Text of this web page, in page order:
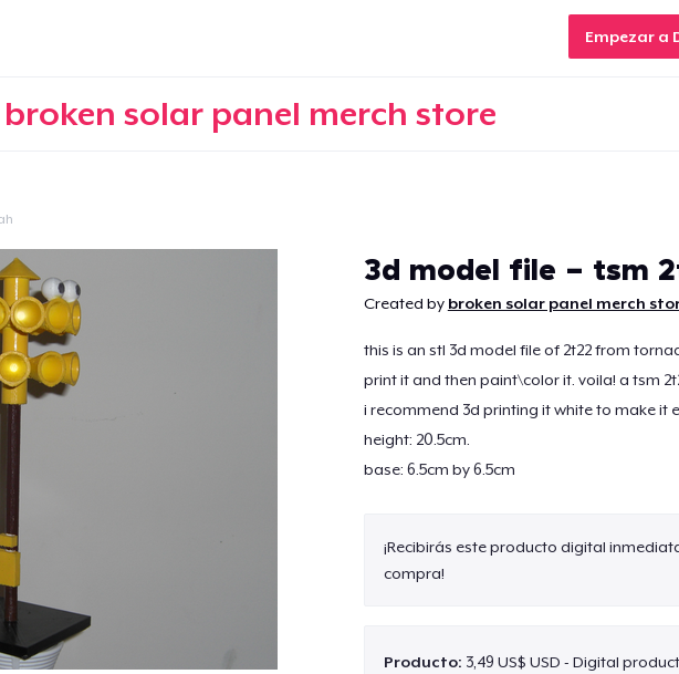
Empezar a
broken solar panel merch store
3d model file - tsm
Created by broken solar panel merch
this is an stl 3d model file of 2t22 from
print it and then paint\color it. voila! a tsm
i recommend 3d printing it white to make it
height: 20.5cm.
base: 6.5cm by 6.5cm
¡Recibirás este producto digital
compra!
Producto: 3,49 US$ USD - Digital product
Continuar